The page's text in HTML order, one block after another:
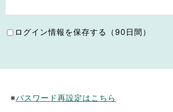
ログイン情報を保存する（90日間）
※パスワード再設定はこちら